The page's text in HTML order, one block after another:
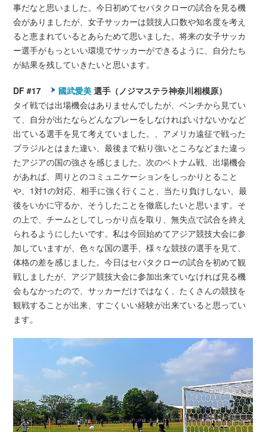
事だなと思いました。今日初めてセパタクローの試合を見る機
会がありましたが、女子サッカーは競技人口数や知名度を考え
ると恵まれているとあらためて思いました。将来の女子サッカ
ー選手がもっといい環境でサッカーができるように、自分たち
が結果を残していきたいと思います。
DF #17 國武愛美 選手（ノジマステラ神奈川相模原）
タイ戦では出場機会はありませんでしたが、ベンチから見てい
て、自分が出たならどんなプレーをしなければいけないかなど
出ている選手を見て考えていました。、アメリカ遠征で戦った
ブラジルとはまた違い、最後まで粘り強いところなどまた違っ
たアジアの国の強さを感じました。次のベトナム戦、出場機会
があれば、周りとのコミュニケーションをしっかりとること
や、1対1の対応、相手に強く行くこと、当たり負けしない、最
後をいかに守るか、そうしたことを徹底したいと思います。そ
の上で、チームとしてしっかり点を取り、無失点で試合を終え
られるようにしたいです。私は今回始めてアジア競技大会に参
加していますが、色々な国の選手、様々な競技の選手を見て、
体格の差を感じました。今日はセパタクローの試合を初めて観
戦しましたが、アジア競技大会に参加出来ていなければ見る機
会もなかったので、サッカーだけではなく、たくさんの競技を
観戦することが出来、すごくいい経験が出来ていると思ってい
ます。